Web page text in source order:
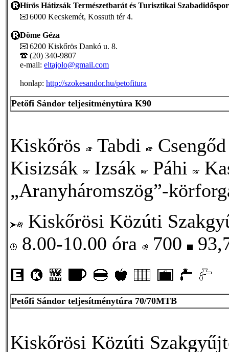
Hírös Hátizsák Természetbarát és Turisztikai
6000 Kecskemét, Kossuth tér 4.
Döme Géza
6200 Kiskőrös Dankó u. 8.
(20) 340-9807
e-mail: eltajolo@gmail.com
honlap: http://szokesandor.hu/petofitura
Petőfi Sándor teljesítménytúra K90
Kiskőrös Tabdi
Kisizsák
Izsák Páhi
„Aranyháromszög”-
Kiskőrösi Közúti
8.00-10.00 óra
700
Petőfi Sándor teljesítménytúra 70/70MTB
Kiskőrösi Közúti